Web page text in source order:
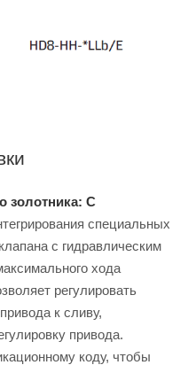
золотника: C
специальных
с гидравлическим
хода
регулировать
к сливу,
привода.
коду, чтобы